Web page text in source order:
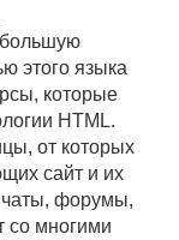
этого языка
которые
HTML.
от которых
сайт и их
чаты, форумы,
со многими